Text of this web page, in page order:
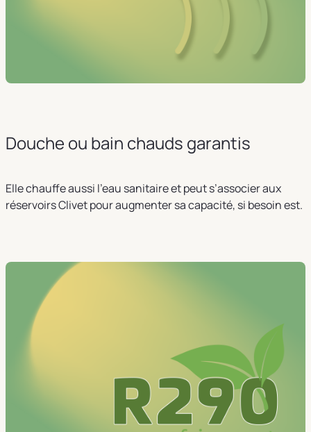
Douche ou bain chauds garantis
Elle chauffe aussi l’eau sanitaire et peut s’associer aux
réservoirs Clivet pour augmenter sa capacité, si besoin est.